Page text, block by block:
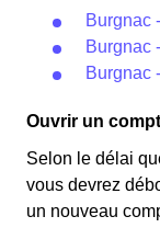
Burgnac
Burgnac
Burgnac
Ouvrir un
Selon le délai
vous devrez
un nouveau